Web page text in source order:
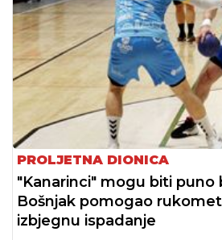
PROLJETNA DIONICA
"Kanarinci" mogu biti puno
Bošnjak pomogao
izbjegnu ispadanje